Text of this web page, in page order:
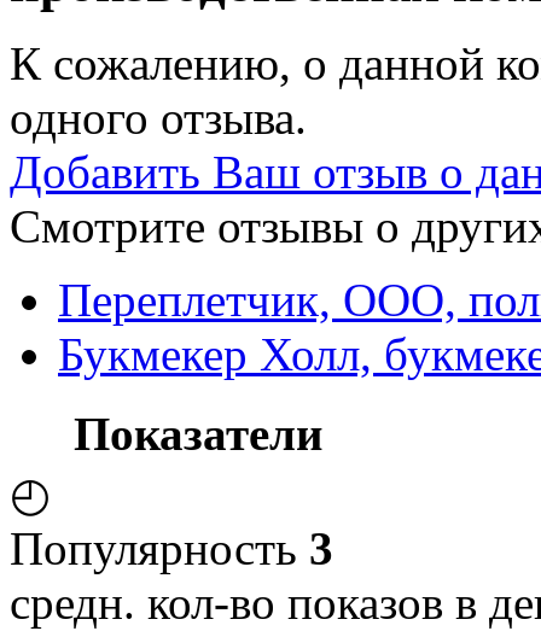
К сожалению, о данной
одного отзыва.
Добавить Ваш отзыв о
Смотрите отзывы о
Переплетчик, ООО,
Букмекер Холл,
Показатели
◴
Популярность 3
средн. кол-во показов в